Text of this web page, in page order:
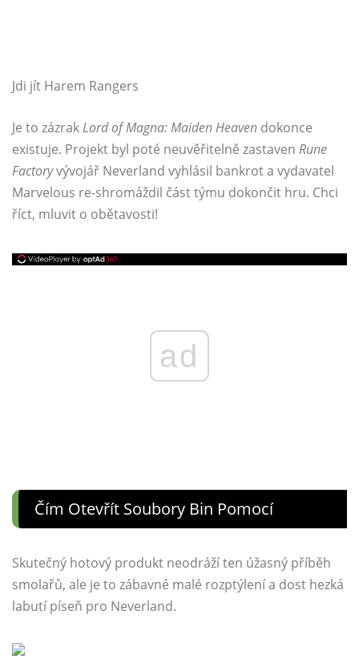
Jdi jít Harem Rangers
Je to zázrakLord of Magna: Maiden Heaven dokonce
existuje. Projekt byl poté neuvěřitelně zastaven Rune
Factoryvývojář Neverland vyhlásil bankrot a vydavatel
Marvelous re-shromáždil část týmu dokončit hru. Chci
říct, mluvit o obětavosti!
ad
Čím Otevřít Soubory Bin Pomocí
Skutečný hotový produkt neodráží ten úžasný příběh
smolařů, ale je to zábavné malé rozptýlení a dost hezká
labutí píseň pro Neverland.